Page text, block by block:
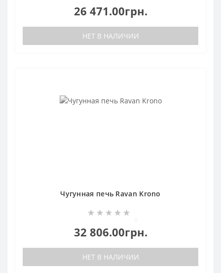
26 471.00грн.
НЕТ В НАЛИЧИИ
Чугунная печь Ravan Krono
32 806.00грн.
НЕТ В НАЛИЧИИ